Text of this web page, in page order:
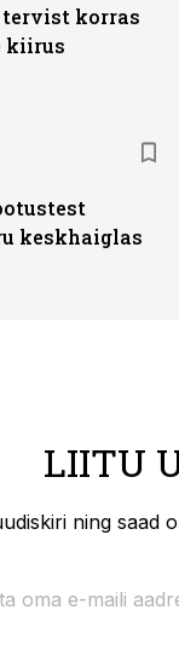
tervist korras
kiirus
keskhaiglas
LIITU
ning saad